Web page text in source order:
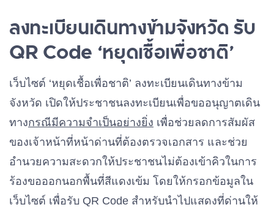
ลงทะเบียนเดินทางข้ามจังหวัด รับ
QR Code ‘หยุดเชื้อเพื่อชาติ’
เว็บไซต์ ‘หยุดเชื้อเพื่อชาติ’ ลงทะเบียนเดินทางข้าม
จังหวัด เปิดให้ประชาชนลงทะเบียนเพื่อขออนุญาตเดิน
ทางกรณีมีความจำเป็นอย่างยิ่ง เพื่อช่วยลดการสัมผัส
ของเจ้าหน้าที่หน้าด่านที่ต้องตรวจเอกสาร และช่วย
อำนวยความสะดวกให้ประชาชนไม่ต้องเข้าคิวในการ
ร้องขอออกนอกพื้นที่สีแดงเข้ม โดยให้กรอกข้อมูลใน
เว็บไซต์ เพื่อรับ QR Code สำหรับนำไปแสดงที่ด่านให้